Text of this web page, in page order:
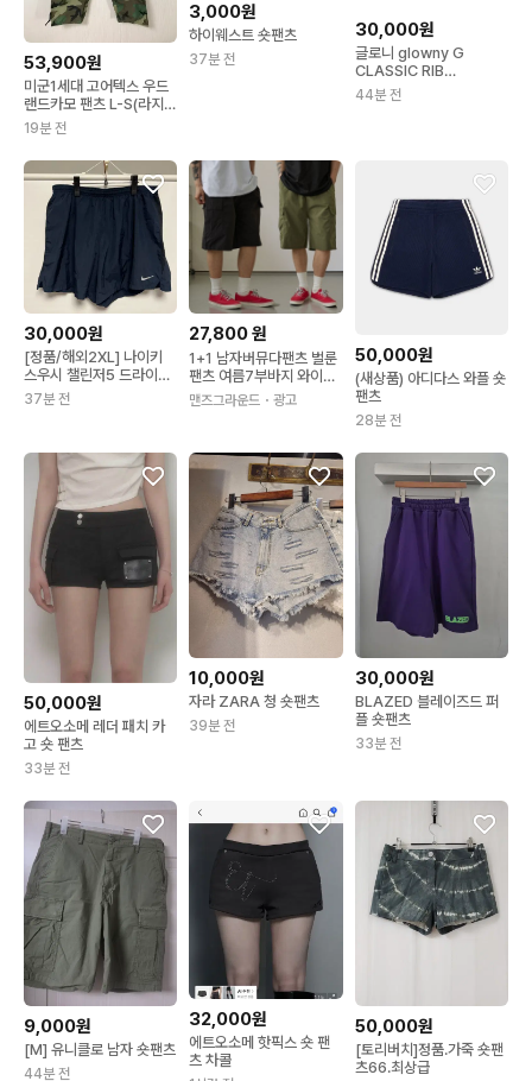
53,900원
미군1세대 고어텍스 우드
랜드카모 팬츠 L-S(라지
숏)
19분 전
3,000원
하이웨스트 숏팬츠
37분 전
30,000원
글로니 glowny G
CLASSIC RIB
SHORTS 클래식 숏 팬츠
바지 블랙
44분 전
30,000원
[정품/해외2XL] 나이키
스우시 챌린저5 드라이핏
네이비 런닝 반바지 숏팬
37분 전
27,800원
1+1 남자버뮤다팬츠 벌룬
팬츠 여름7부바지 와이드
반바지
맨즈그라운드 ・광고
50,000원
(새상품) 아디다스 와플 숏
팬츠
28분 전
50,000원
에트오소메 레더 패치 카
고 숏 팬츠
33분 전
10,000원
자라 ZARA 청 숏팬츠
39분 전
30,000원
BLAZED 블레이즈드 퍼
플 숏팬츠
33분 전
9,000원
[M] 유니클로 남자 숏팬츠
44분 전
32,000원
에트오소메 핫픽스 숏 팬
츠 차콜
50,000원
[토리버치]정품.가죽 숏팬
츠66.최상급